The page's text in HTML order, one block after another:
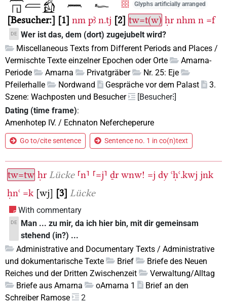
Glyphs artificially arranged
Besucher: 1 nm pꜣ n.tj 2 tw=t(w) ḥr nhm n =f
DE Wer ist das, dem (dort) zugejubelt wird?
Miscellaneous Texts from Different Periods and Places /
Vermischte Texte einzelner Epochen oder Orte
Amarna-
Periode
Amarna Privatgräber
Nr. 25: Eje
Pfeilerhalle
Nordwand Gespräche vor dem Palast
3.
Szene: Wachposten und Besucher
[Besucher⁝]
Dating (time frame):
Amenhotep IV. / Echnaton Nefercheperure
Go to/cite sentence Sentence no. 1 in co(n)text
tw=tw ḥr Lücke ⸢n⸣ ⸢=j⸣ ḏr wnw! =j dy ꜥḥꜥ.kwj jnk
ḥnꜥ =k [wj] 3 Lücke
With commentary
DE
Man ... zu mir, da ich hier bin, mit dir gemeinsam
stehend (in?) ...
Administrative and Documentary Texts / Administrative
und dokumentarische Texte
Brief
Briefe des Neuen
Reiches und der Dritten Zwischenzeit
Verwaltung/Alltag
Briefe aus Amarna
oAmarna 1
Brief an den
Schreiber Ramose
2